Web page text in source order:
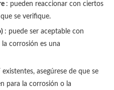
: ​​pueden reaccionar con ciertos
se verifique.
: puede ser aceptable con
corrosión es una
asegúrese de que se
para la corrosión o la